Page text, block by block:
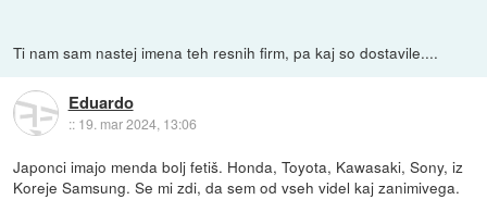
Ti nam sam nastej imena teh resnih firm, pa kaj so dostavile....
Eduardo
:: 19. mar 2024, 13:06
Japonci imajo menda bolj fetiš. Honda, Toyota, Kawasaki, Sony, iz
Koreje Samsung. Se mi zdi, da sem od vseh videl kaj zanimivega.